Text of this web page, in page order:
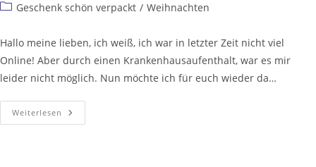
Geschenk schön verpackt / Weihnachten
Hallo meine lieben, ich weiß, ich war in letzter Zeit nicht viel
Online! Aber durch einen Krankenhausaufenthalt, war es mir
leider nicht möglich. Nun möchte ich für euch wieder da…
Weiterlesen